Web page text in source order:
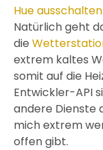
Hue ausschalten
Natürlich geht
die
extrem kaltes
somit auf die
Entwickler-API
andere Dienste
mich extrem
offen gibt.